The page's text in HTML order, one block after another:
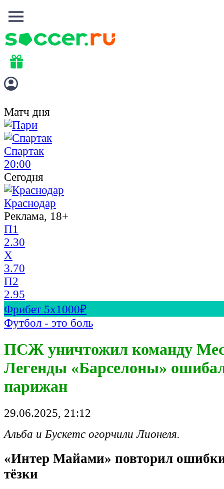
Матч дня
Спартак
20:00
Сегодня
Краснодар
Реклама, 18+
П1
2.30
X
3.70
П2
2.95
Фрибет 5х1000₽
Футбол - это боль
ПСЖ уничтожил команду
Легенды «Барселоны»
парижан
29.06.2025, 21:12
Альба и Бускетс огорчили Лионеля.
«Интер Майами» повторил
тёзки